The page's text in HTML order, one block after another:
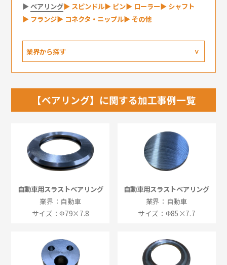
ベアリング スピンドル ピン ローラー
シャフト
フランジ
コネクタ・ニップル その他
業界から探す
【ベアリング】に関する加工事例一覧
自動車用スラストベアリング
業界：自動車
サイズ：Φ79×7.8
自動車用スラストベアリング
業界：自動車
サイズ：Φ85×7.7